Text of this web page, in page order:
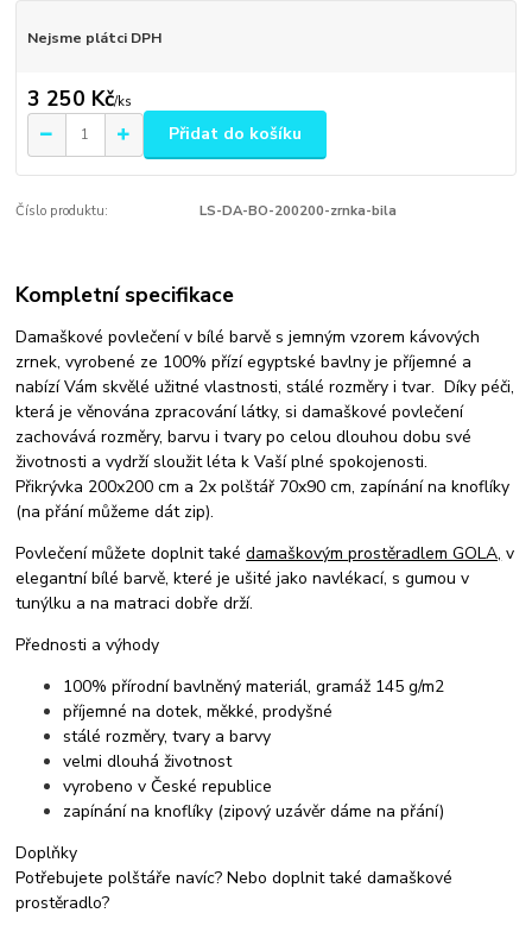
Nejsme plátci DPH
3 250 Kč/ks
Přidat do košíku
Číslo produktu: LS-DA-BO-200200-zrnka-bila
Kompletní specifikace
Damaškové povlečení v bílé barvě s jemným vzorem kávových
zrnek, vyrobené ze 100% přízíegyptské bavlny je příjemné a
nabízí Vám skvělé užitné vlastnosti, stálé rozměry i tvar. Díky péči,
která je věnována zpracování látky, si damaškové povlečení
zachovává rozměry, barvu i tvary po celou dlouhou dobu své
životnosti a vydrží sloužit léta k Vaší plné spokojenosti.
Přikrývka 200x200 cm a 2x polštář 70x90 cm, zapínání na knoflíky
(na přání můžeme dát zip).
Povlečení můžete doplnit takédamaškovýmprostěradlemGOLA, v
elegantní bílé barvě, které je ušité jako navlékací, s gumou v
tunýlku a na matraci dobře drží.
Přednosti a výhody
100% přírodní bavlněný materiál, gramáž 145 g/m2
příjemné na dotek, měkké, prodyšné
stálé rozměry, tvary a barvy
velmi dlouhá životnost
vyrobeno v České republice
zapínání na knoflíky (zipový uzávěr dáme na přání)
Doplňky
Potřebujete polštáře navíc? Nebo doplnit také damaškové
prostěradlo?